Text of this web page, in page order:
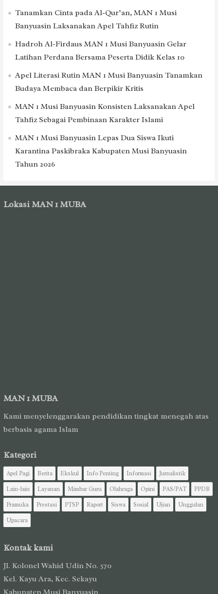
Tanamkan Cinta pada Al-Qur’an, MAN 1 Musi
Banyuasin Laksanakan Apel Tahfiz Rutin
Hadroh Al-Firdaus MAN 1 Musi Banyuasin Gelar
Latihan Perdana Bersama Peserta Didik Kelas 10
Apel Literasi Rutin MAN 1 Musi Banyuasin Tanamkan
Budaya Membaca dan Berpikir Kritis
MAN 1 Musi Banyuasin Konsisten Laksanakan Apel
Tahfiz Sebagai Pembinaan Karakter Islami
MAN 1 Musi Banyuasin Lepas Dua Siswa Ikuti
Karantina Paskibraka Kabupaten Musi Banyuasin
Tahun 2026
Lokasi MAN 1 MUBA
MAN 1 MUBA
Kami menyelenggarakan pendidikan tingkat menegah atas
berbasis agama Islam
Kategori
Apel Pagi Berita Ekskul Info Penting Informasi
Jurnalistik
Lain-lain
Layanan Mimbar Guru Olahraga Opini PAS/PAT
PPDB
Pramuka
Prestasi PTSP Raport Siswa Sosial Ujian
Unggulan
Upacara
Kontak kami
Jl. Kolonel Wahid Udin No. 570
Kel. Kayu Ara, Kec. Sekayu
Kabupaten Musi Banyuasin